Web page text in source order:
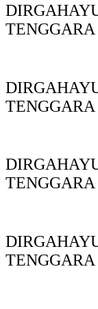
TENGGARA
TENGGARA
TENGGARA
TENGGARA